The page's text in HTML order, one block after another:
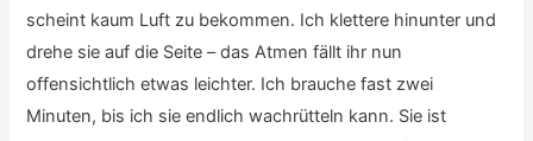
scheint kaum Luft zu bekommen. Ich klettere hinunter und
drehe sie auf die Seite – das Atmen fällt ihr nun
offensichtlich etwas leichter. Ich brauche fast zwei
Minuten, bis ich sie endlich wachrütteln kann. Sie ist